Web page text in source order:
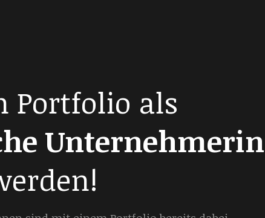
Portfolio als
Unternehmerin